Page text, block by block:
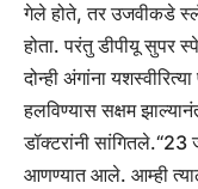
गेले होते, तर उजवीकडे
होता. परंतु डीपीयू सुपर
दोन्ही अंगांना
हलविण्यास सक्षम
डॉक्टरांनी सांगितले.“23
आणण्यात आले. आम्ही